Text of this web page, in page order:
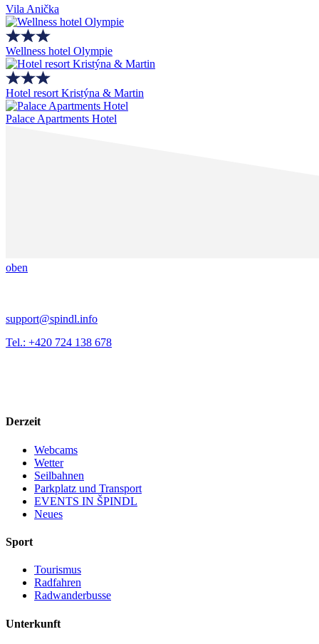
Vila Anička
Wellness hotel Olympie
Hotel resort Kristýna & Martin
Palace Apartments Hotel
oben
support@spindl.info
Tel.: +420 724 138 678
Derzeit
Webcams
Wetter
Seilbahnen
Parkplatz und Transport
EVENTS IN ŠPINDL
Neues
Sport
Tourismus
Radfahren
Radwanderbusse
Unterkunft